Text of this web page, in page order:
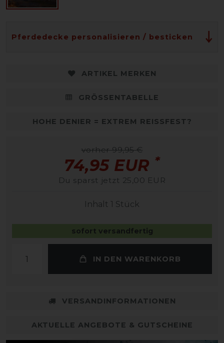
Pferdedecke personalisieren / besticken
ARTIKEL MERKEN
GRÖSSENTABELLE
HOHE DENIER = EXTREM REISSFEST?
vorher 99,95 €
74,95 EUR *
Du sparst jetzt 25,00 EUR
Inhalt 1 Stück
sofort versandfertig
IN DEN WARENKORB
VERSANDINFORMATIONEN
AKTUELLE ANGEBOTE & GUTSCHEINE